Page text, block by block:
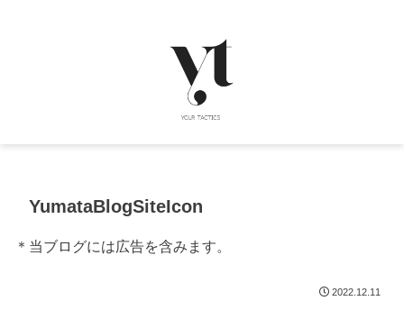
YumataBlogSiteIcon
＊当ブログには広告を含みます。
2022.12.11